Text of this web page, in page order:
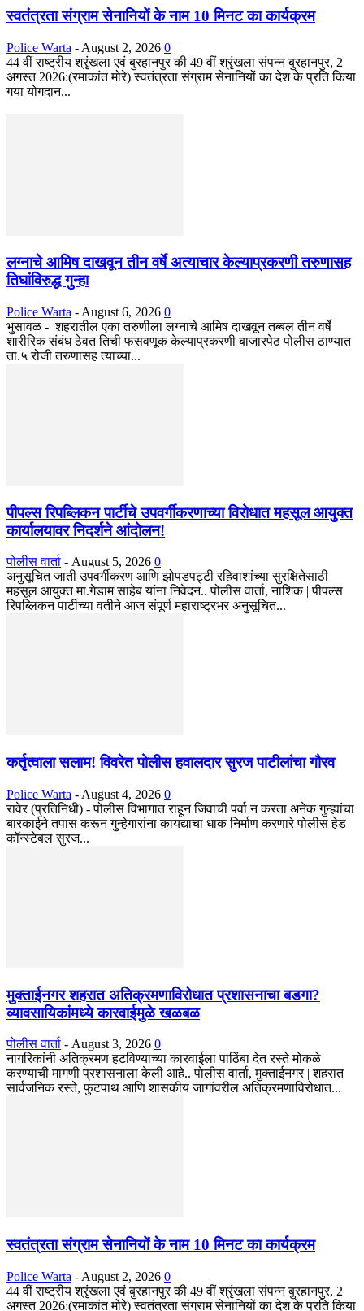
स्वतंत्रता संग्राम सेनानियों के नाम 10 मिनट का कार्यक्रम
Police Warta - August 2, 2026 0
44 वीं राष्ट्रीय श्रृंखला एवं बुरहानपुर की 49 वीं श्रृंखला संपन्न बुरहानपुर, 2
अगस्त 2026:(रमाकांत मोरे) स्वतंत्रता संग्राम सेनानियों का देश के प्रति किया
गया योगदान...
लग्नाचे आमिष दाखवून तीन वर्षे अत्याचार केल्याप्रकरणी तरुणासह
तिघांविरुद्ध गुन्हा
Police Warta - August 6, 2026 0
भुसावळ - शहरातील एका तरुणीला लग्नाचे आमिष दाखवून तब्बल तीन वर्षे
शारीरिक संबंध ठेवत तिची फसवणूक केल्याप्रकरणी बाजारपेठ पोलीस ठाण्यात
ता.५ रोजी तरुणासह त्याच्या...
पीपल्स रिपब्लिकन पार्टीचे उपवर्गीकरणाच्या विरोधात महसूल आयुक्त
कार्यालयावर निदर्शने आंदोलन!
पोलीस वार्ता - August 5, 2026 0
अनुसूचित जाती उपवर्गीकरण आणि झोपडपट्टी रहिवाशांच्या सुरक्षितेसाठी
महसूल आयुक्त मा.गेडाम साहेब यांना निवेदन.. पोलीस वार्ता, नाशिक | पीपल्स
रिपब्लिकन पार्टीच्या वतीने आज संपूर्ण महाराष्ट्रभर अनुसूचित...
कर्तृत्वाला सलाम! विवरेत पोलीस हवालदार सुरज पाटीलांचा गौरव
Police Warta - August 4, 2026 0
रावेर (प्रतिनिधी) - पोलीस विभागात राहून जिवाची पर्वा न करता अनेक गुन्ह्यांचा
बारकाईने तपास करून गुन्हेगारांना कायद्याचा धाक निर्माण करणारे पोलीस हेड
कॉन्स्टेबल सुरज...
मुक्ताईनगर शहरात अतिक्रमणाविरोधात प्रशासनाचा बडगा?
व्यावसायिकांमध्ये कारवाईमुळे खळबळ
पोलीस वार्ता - August 3, 2026 0
नागरिकांनी अतिक्रमण हटविण्याच्या कारवाईला पाठिंबा देत रस्ते मोकळे
करण्याची मागणी प्रशासनाला केली आहे.. पोलीस वार्ता, मुक्ताईनगर | शहरात
सार्वजनिक रस्ते, फुटपाथ आणि शासकीय जागांवरील अतिक्रमणाविरोधात...
स्वतंत्रता संग्राम सेनानियों के नाम 10 मिनट का कार्यक्रम
Police Warta - August 2, 2026 0
44 वीं राष्ट्रीय श्रृंखला एवं बुरहानपुर की 49 वीं श्रृंखला संपन्न बुरहानपुर, 2
अगस्त 2026:(रमाकांत मोरे) स्वतंत्रता संग्राम सेनानियों का देश के प्रति किया